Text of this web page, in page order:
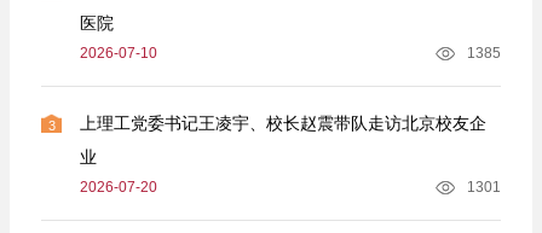
医院
2026-07-10 1385
3
上理工党委书记王凌宇、校长赵震带队走访北京校友企
业
2026-07-20 1301